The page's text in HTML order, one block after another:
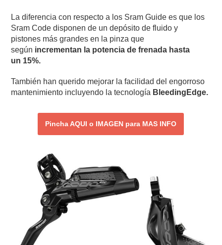
La diferencia con respecto a los Sram Guide es que los
Sram Code disponen de un depósito de fluido y
pistones más grandes en la pinza que
según incrementan la potencia de frenada hasta
un 15%.
También han querido mejorar la facilidad del engorroso
mantenimiento incluyendo la tecnología BleedingEdge.
Pincha AQUI o IMAGEN para MAS INFO